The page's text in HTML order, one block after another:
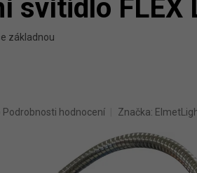
svítidlo FLEX
základnou
produktu je 0,0 z 5 hvězdiček.
Podrobnosti hodnocení Značka: